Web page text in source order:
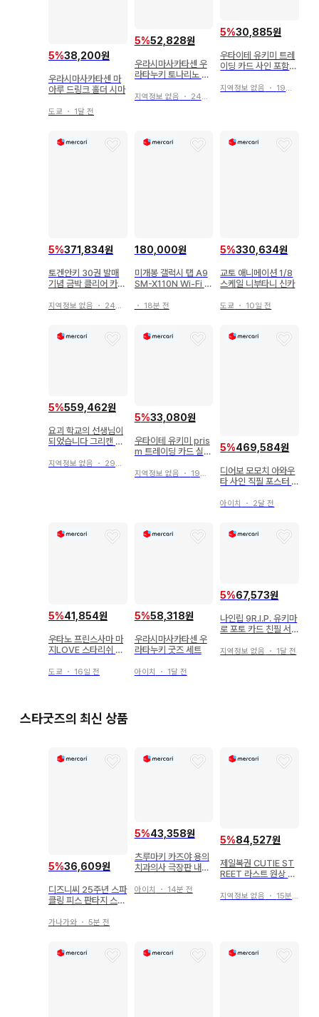
5%38,200원
우라시마사카타센 마
아루 드링크 홀더 시마
도쿄 ・ 1달 전
5%52,828원
우라시마사카타센 우
라타누키 토나리노 사
지역정보 없음 ・ 24일 전
5%30,885원
우타이테 유키미 트레
이딩 카드 사인 포함
지역정보 없음 ・ 19일 전
5%371,834원
토겐안키 30권 발매
기념 금박 클리어 카드
쿠레
지역정보 없음 ・ 24일 전
180,000원
미개봉 갤럭시 탭 A9
SM-X110N Wi-Fi 6
・ 18분 전
5%330,634원
교토 애니메이션 1/8
스케일 니부타니 신카
도쿄 ・ 10일 전
5%559,462원
요괴 학교의 선생님이
되었습니다 그리캔 캔
이노치
지역정보 없음 ・ 29일 전
5%33,080원
우타이테 유키미 pris
m 트레이딩 카드 실사
지역정보 없음 ・ 19일 전
5%469,584원
디어보 모모치 아와우
타 사인 직필 포스터 A
아이치 ・ 2달 전
5%41,854원
우타노 프린스사마 마
지LOVE 스타리쉬 투
도쿄 ・ 16일 전
5%58,318원
우라시마사카타센 우
라타누키 굿즈 세트
아이치 ・ 1달 전
5%67,573원
나인립 9R.I.P. 유키마
로 포토 카드 친필 서
지역정보 없음 ・ 1달 전
스타굿즈의 최신 상품
5%36,609원
디즈니씨 25주년 스파
클링 피스 판타지 스프
가나가와 ・ 5분 전
5%43,358원
츠루마키 카즈야 용의
치과의사 극장판 내방
아이치 ・ 14분 전
5%84,527원
제일복권 CUTIE ST
REET 라스트 원상 알
지역정보 없음 ・ 15분 전